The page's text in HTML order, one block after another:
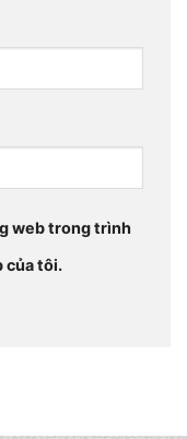
web trong trình
của tôi.